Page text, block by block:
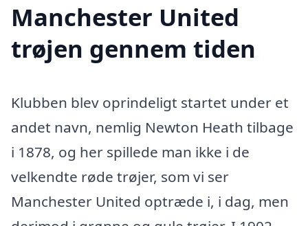
Manchester United
trøjen gennem tiden
Klubben blev oprindeligt startet under et
andet navn, nemlig Newton Heath tilbage
i 1878, og her spillede man ikke i de
velkendte røde trøjer, som vi ser
Manchester United optræde i, i dag, men